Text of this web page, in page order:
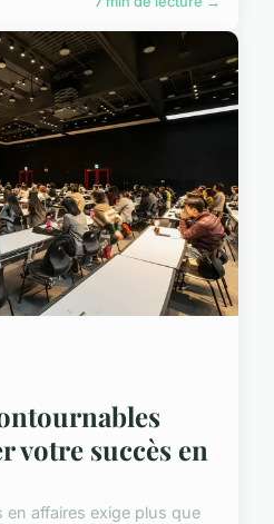
votre succès en
affaires exige plus que